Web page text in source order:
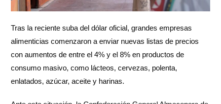
Tras la reciente suba del dólar oficial, grandes empresas
alimenticias comenzaron a enviar nuevas listas de precios
con aumentos de entre el 4% y el 8% en productos de
consumo masivo, como lácteos, cervezas, polenta,
enlatados, azúcar, aceite y harinas.